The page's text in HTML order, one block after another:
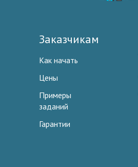
Заказчикам
Как начать
Цены
Примеры
заданий
Гарантии